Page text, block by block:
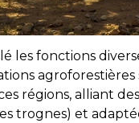
les fonctions
régions, alliant
trognes) et